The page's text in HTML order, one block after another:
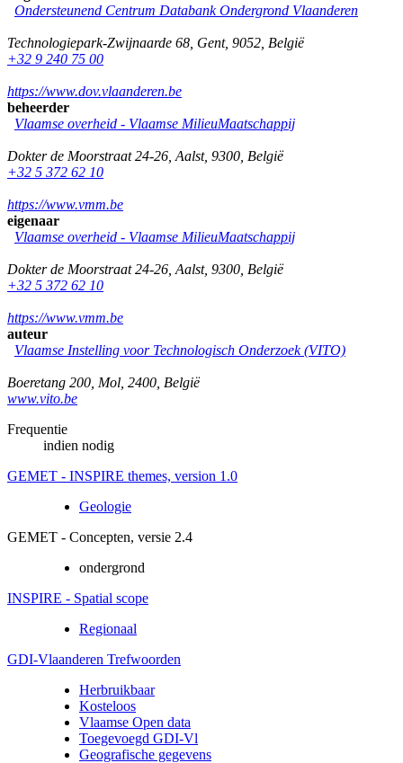
Ondersteunend Centrum Databank Ondergrond Vlaanderen
Technologiepark-Zwijnaarde 68 Gent, 9052 België
+32 9 240 75 00
https://www.dov.vlaanderen.be
beheerder
Vlaamse overheid - Vlaamse MilieuMaatschappij
Dokter de Moorstraat 24-26 Aalst, 9300 België
+32 5 372 62 10
https://www.vmm.be
eigenaar
Vlaamse overheid - Vlaamse MilieuMaatschappij
Dokter de Moorstraat 24-26 Aalst, 9300 België
+32 5 372 62 10
https://www.vmm.be
auteur
Vlaamse Instelling voor Technologisch Onderzoek (VITO)
Boeretang 200 Mol 2400 België
www.vito.be
Frequentie
indien nodig
GEMET - INSPIRE themes, version 1.0
Geologie
GEMET - Concepten, versie 2.4
ondergrond
INSPIRE - Spatial scope
Regionaal
GDI-Vlaanderen Trefwoorden
Herbruikbaar
Kosteloos
Vlaamse Open data
Toegevoegd GDI-Vl
Geografische gegevens